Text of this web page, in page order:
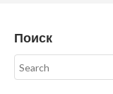
Поиск